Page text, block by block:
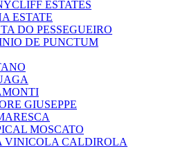
ESTATES
ESTATE
DO PESSEGUEIRO
DE PUNCTUM
GIUSEPPE
MOSCATO
VINICOLA CALDIROLA